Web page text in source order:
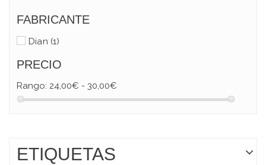
FABRICANTE
Dian (1)
PRECIO
Rango: 24,00€ - 30,00€
ETIQUETAS